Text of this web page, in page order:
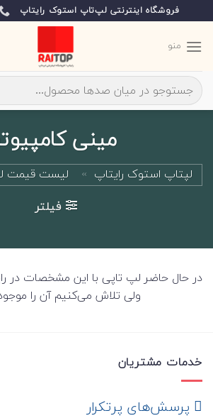
to
content
فروشگاه اینترنتی لپ‌تاپ استوک رایتاپ
منو
جستجو
برای:
مینی
لپتاپ استوک رایتاپ » لیست قیمت
فیلتر
در حال حاضر لپ تاپی با این مشخصات در
ولی تلاش می‌کنیم آن را
خدمات مشتریان
‌ پرسش‌های پرتکرار